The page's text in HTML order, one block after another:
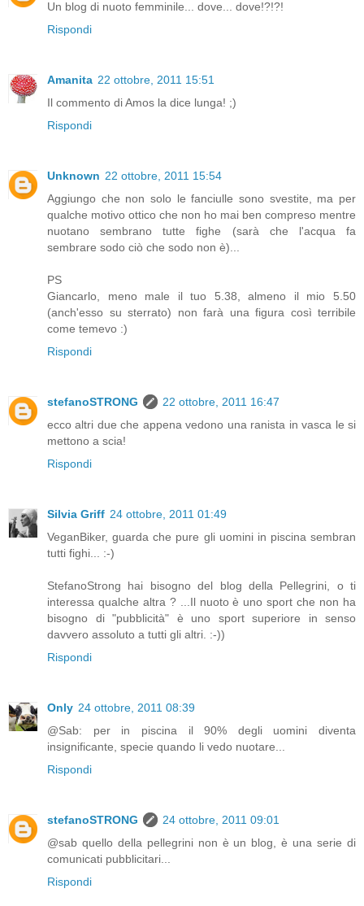
Un blog di nuoto femminile... dove... dove!?!?!
Rispondi
Amanita 22 ottobre, 2011 15:51
Il commento di Amos la dice lunga! ;)
Rispondi
Unknown 22 ottobre, 2011 15:54
Aggiungo che non solo le fanciulle sono svestite, ma per
qualche motivo ottico che non ho mai ben compreso mentre
nuotano sembrano tutte fighe (sarà che l'acqua fa
sembrare sodo ciò che sodo non è)...
PS
Giancarlo, meno male il tuo 5.38, almeno il mio 5.50
(anch'esso su sterrato) non farà una figura così terribile
come temevo :)
Rispondi
stefanoSTRONG
22 ottobre, 2011 16:47
ecco altri due che appena vedono una ranista in vasca le si
mettono a scia!
Rispondi
Silvia Griff 24 ottobre, 2011 01:49
VeganBiker, guarda che pure gli uomini in piscina sembran
tutti fighi... :-)
StefanoStrong hai bisogno del blog della Pellegrini, o ti
interessa qualche altra ? ...Il nuoto è uno sport che non ha
bisogno di "pubblicità" è uno sport superiore in senso
davvero assoluto a tutti gli altri. :-))
Rispondi
Only 24 ottobre, 2011 08:39
@Sab: per in piscina il 90% degli uomini diventa
insignificante, specie quando li vedo nuotare...
Rispondi
stefanoSTRONG
24 ottobre, 2011 09:01
@sab quello della pellegrini non è un blog, è una serie di
comunicati pubblicitari...
Rispondi